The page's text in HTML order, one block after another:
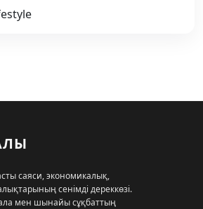
саяси, экономикалық,
сенімді дереккөзі.
мен шынайы сұқбаттың